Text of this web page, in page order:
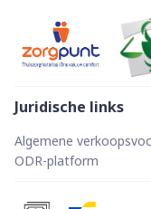
Juridische links
Algemene
ODR-platform